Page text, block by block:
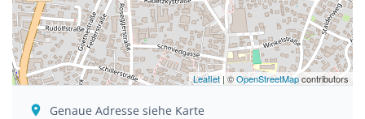
Leaflet | ©OpenStreetMapcontributors
Genaue Adresse siehe Karte